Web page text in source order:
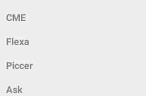
CME
Flexa
Piccer
Ask